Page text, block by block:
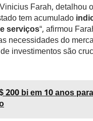
Farah, detalhou
tem acumulado
serviços“, afirmou
necessidades do
investimentos são
200 bi em 10 anos